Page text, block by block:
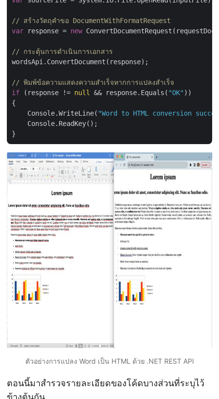
// สร้างวัตถุคำขอ DocumentWithFormatRequest
var response = new
// กระตุ้นการดำเนินการเอกสาร
wordsApi.ConvertDocument(response);
// พิมพ์ข้อความแสดงความสำเร็จหากการแปลงสำเร็จ
if (response != null && response.Equals( "OK" ))
{
    Console.WriteLine(
"Word to HTML conversion
    Console.ReadKey();
ตัวอย่างการแปลง Word เป็น HTML ด้วย .NET REST API
ตอนนี้มาสำรวจรายละเอียดของโค้ดบางส่วนที่ระบุไว้
ข้างต้นกัน